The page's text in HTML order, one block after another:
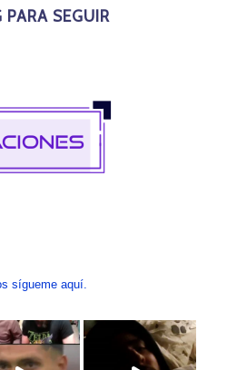
SEGUIR
sígueme aquí.